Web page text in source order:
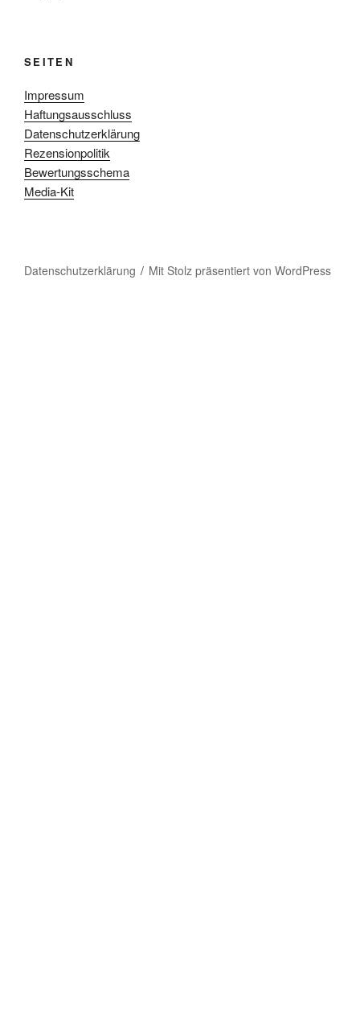
SEITEN
Impressum
Haftungsausschluss
Datenschutzerklärung
Rezensionpolitik
Bewertungsschema
Media-Kit
Datenschutzerklärung Mit Stolz präsentiert von WordPress